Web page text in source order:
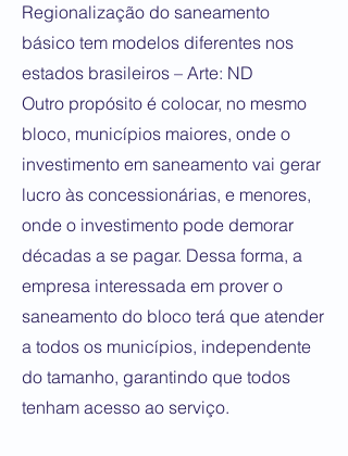
Regionalização do saneamento
básico tem modelos diferentes nos
estados brasileiros – Arte: ND
Outro propósito é colocar, no mesmo
bloco, municípios maiores, onde o
investimento em saneamento vai gerar
lucro às concessionárias, e menores,
onde o investimento pode demorar
décadas a se pagar. Dessa forma, a
empresa interessada em prover o
saneamento do bloco terá que atender
a todos os municípios, independente
do tamanho, garantindo que todos
tenham acesso ao serviço.